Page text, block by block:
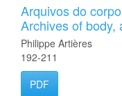
Arquivos do
Archives of body,
Philippe Artières
192-211
PDF